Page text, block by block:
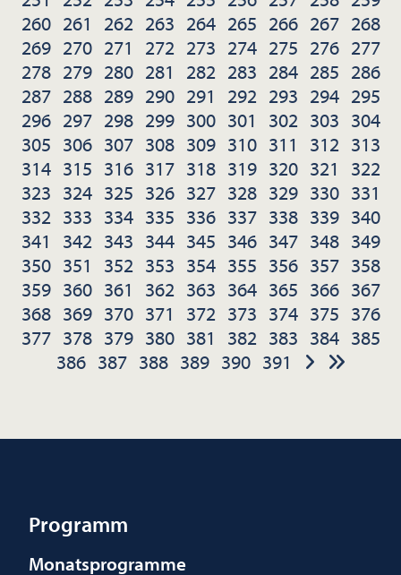
260 261 262 263 264 265 266 267 268
269 270 271 272 273 274 275 276 277
278 279 280 281 282 283 284 285 286
287 288 289 290 291 292 293 294 295
296 297 298 299 300 301 302 303 304
305 306 307 308 309 310 311 312 313
314 315 316 317 318 319 320 321
322
323 324 325 326 327 328 329 330 331
332 333 334 335 336 337 338 339 340
341
342 343 344 345 346 347 348 349
350 351 352 353 354 355 356 357 358
359 360 361 362 363 364 365 366 367
368 369 370 371 372 373 374 375 376
377 378 379 380 381 382 383 384 385
386 387 388 389 390 391
Programm
Monatsprogramme